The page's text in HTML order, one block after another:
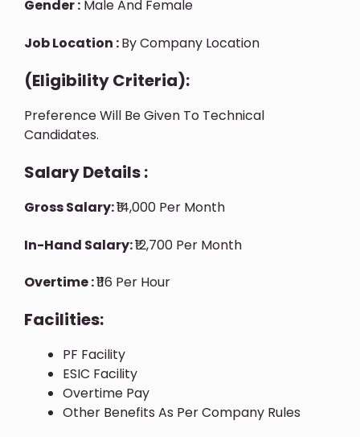
Gender : Male And Female
Job Location :By Company Location
(Eligibility Criteria):
Preference Will Be Given To Technical
Candidates.
Salary Details :
Gross Salary:₹14,000 Per Month
In-Hand Salary:₹12,700 Per Month
Overtime :₹116 Per Hour
Facilities:
PF Facility
ESIC Facility
Overtime Pay
Other Benefits As Per Company Rules